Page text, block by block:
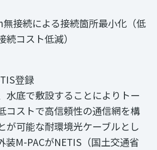
接続による接続箇所最小化（低
続コスト低減）
登録
水底で敷設することによりトー
コストで高信頼性の通信網を構
が可能な耐環境光ケーブルとし
装M-PACがNETIS（国土交通省